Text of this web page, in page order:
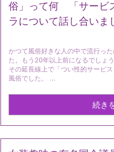
俗」って何 「サービ
ラについて話し合いま
かつて風俗好きな人の中で流行っ
た。もう20年以上前になるでしょ
その延長線上で「つい性的サービ
風俗でした。 ...
続き